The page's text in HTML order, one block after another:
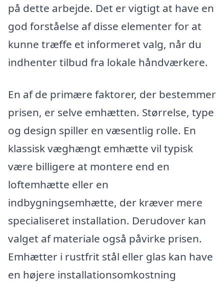
på dette arbejde. Det er vigtigt at have en
god forståelse af disse elementer for at
kunne træffe et informeret valg, når du
indhenter tilbud fra lokale håndværkere.
En af de primære faktorer, der bestemmer
prisen, er selve emhætten. Størrelse, type
og design spiller en væsentlig rolle. En
klassisk væghængt emhætte vil typisk
være billigere at montere end en
loftemhætte eller en
indbygningsemhætte, der kræver mere
specialiseret installation. Derudover kan
valget af materiale også påvirke prisen.
Emhætter i rustfrit stål eller glas kan have
en højere installationsomkostning